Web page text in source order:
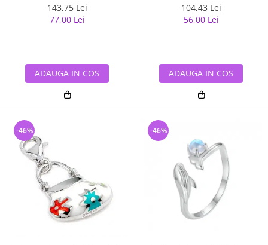
143,75 Lei
77,00 Lei
ADAUGA IN COS
104,43 Lei
56,00 Lei
ADAUGA IN COS
-46% -46%